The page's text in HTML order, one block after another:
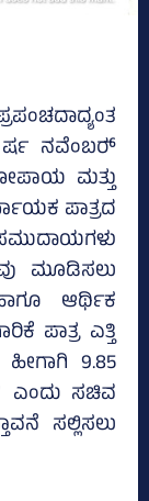
ರ್ಷ ನವೆಂಬರ್‍‌
ಮತ್ತು
ಪಾತ್ರದ
ಮೂಡಿಸಲು
ಆರ್ಥಿಕ
ಪಾತ್ರ ಎತ್ತಿ
9.85
ಎಂದು ಸಚಿವ
ಸಲ್ಲಿಸಲು